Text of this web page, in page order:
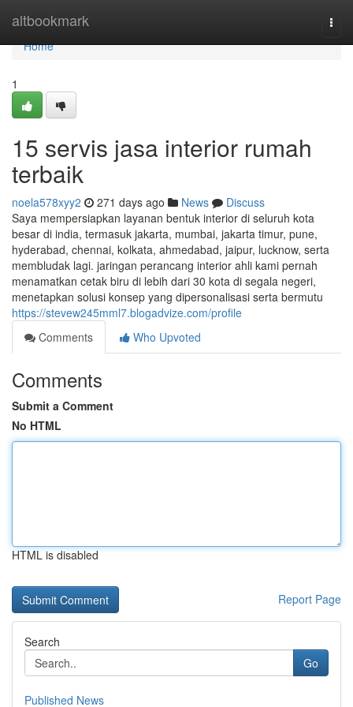
altbookmark
Home
Home
1
15 servis jasa interior rumah
terbaik
noela578xyy2 271 days ago News
Discuss
Saya mempersiapkan layanan bentuk interior di seluruh kota
besar di india, termasuk jakarta, mumbai, jakarta timur, pune,
hyderabad, chennai, kolkata, ahmedabad, jaipur, lucknow, serta
membludak lagi. jaringan perancang interior ahli kami pernah
menamatkan cetak biru di lebih dari 30 kota di segala negeri,
menetapkan solusi konsep yang dipersonalisasi serta bermutu
https://stevew245mml7.blogadvize.com/profile
Comments
Who Upvoted
Comments
Submit a Comment
No HTML
HTML is disabled
Report Page
Search
Go
Published News